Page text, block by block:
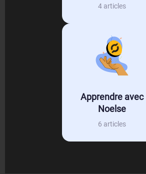
4 articles
Apprendre avec
Noelse
6 articles